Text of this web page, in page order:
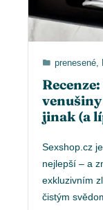
prenesené,
jinak (a
Sexshop.cz
nejlepší – a
exkluzivním
čistým